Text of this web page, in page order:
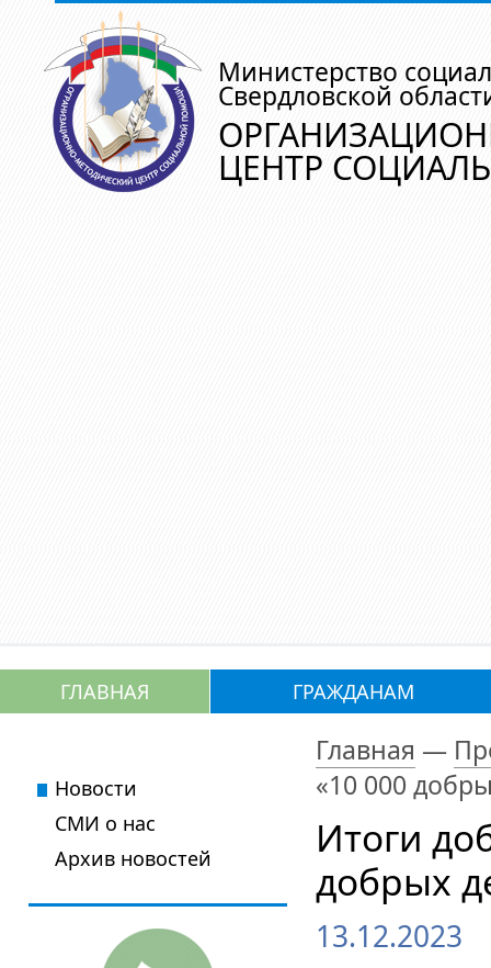
Министерство
Свердловской
ЦЕНТР
ГЛАВНАЯ ГРАЖДАНАМ
Главная —
«10 000
Итоги
добрых
13.12.2023
Новости
СМИ о нас
Архив новостей